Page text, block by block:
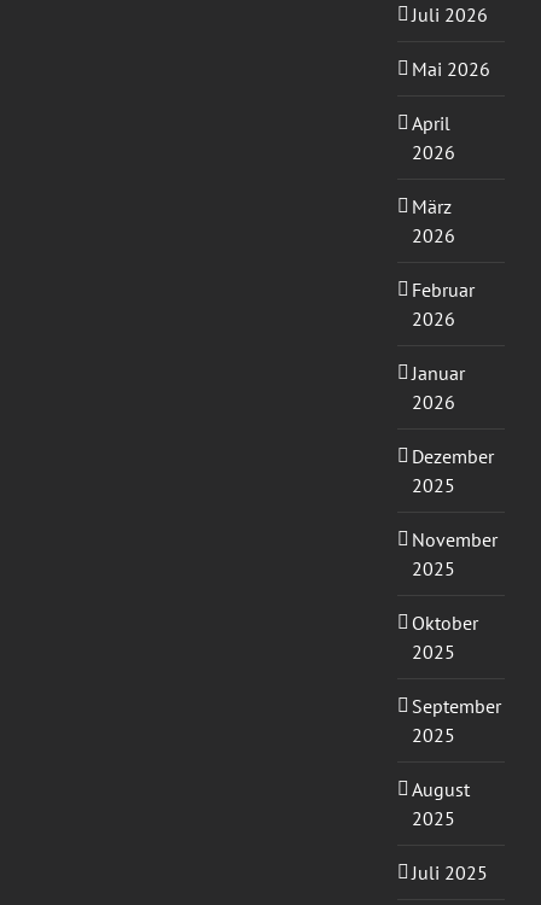
Juli 2026
Mai 2026
April
2026
März
2026
Februar
2026
Januar
2026
Dezember
2025
November
2025
Oktober
2025
September
2025
August
2025
Juli 2025